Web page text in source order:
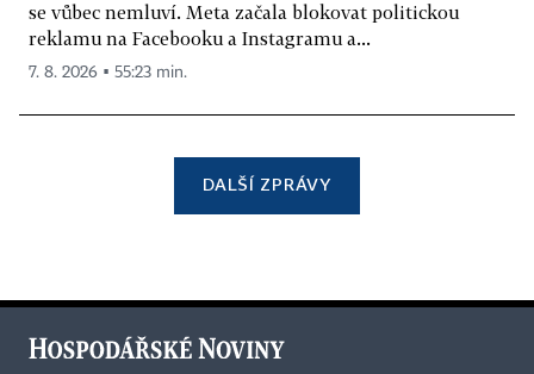
se vůbec nemluví. Meta začala blokovat politickou
reklamu na Facebooku a Instagramu a...
7. 8. 2026 ▪ 55:23 min.
DALŠÍ ZPRÁVY